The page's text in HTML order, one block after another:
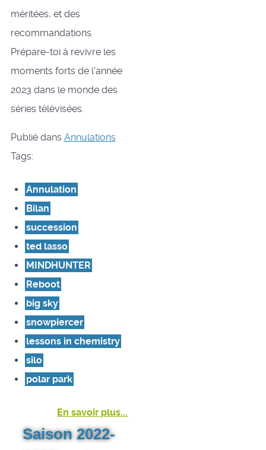
méritées, et des
recommandations.
Prépare-toi à revivre les
moments forts de l'année
2023 dans le monde des
séries télévisées.
Publié dans Annulations
Tags:
Annulation
Bilan
succession
ted lasso
MINDHUNTER
Reboot
big sky
snowpiercer
lessons in chemistry
silo
polar park
En savoir plus...
Saison 2022-